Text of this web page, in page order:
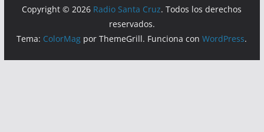
Copyright © 2026 Radio Santa Cruz. Todos los derechos
reservados.
Tema: ColorMag por ThemeGrill. Funciona conWordPress.